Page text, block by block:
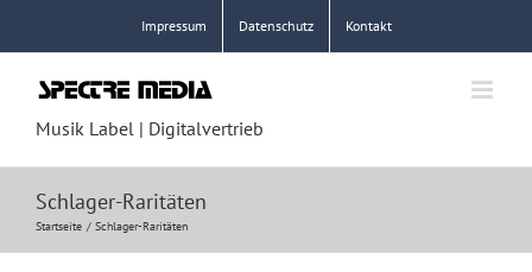
springen
Impressum Datenschutz Kontakt
Musik Label | Digitalvertrieb
Schlager-Raritäten
Startseite Schlager-Raritäten